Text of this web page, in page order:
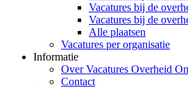
Vacatures bij de
Vacatures bij de
Alle plaatsen
Vacatures per organisatie
Informatie
Over Vacatures Overheid
Contact